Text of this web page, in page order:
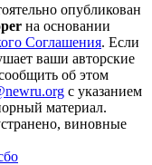
опубликован
на основании
Соглашения. Если
ваши авторские
об этом
с указанием
материал.
виновные